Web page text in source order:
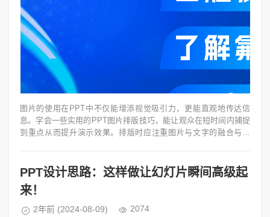
图片的使用在PPT中不仅能增添视觉吸引力，更能直观地传达信
息。学会一些实用的PPT图片排版技巧，能让观众在短时间内捕捉
到重点从而提升演示效果。排版时应注重图片与文字的融合与呼
PPT设计思路：这样做让幻灯片瞬间高级起
来！
2年前 (2024-08-09) 2074